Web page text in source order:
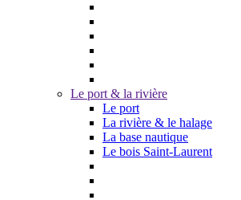
Le port & la rivière
Le port
La rivière & le halage
La base nautique
Le bois Saint-Laurent